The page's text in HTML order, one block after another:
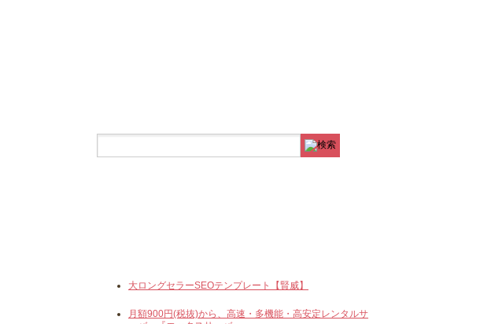
大ロングセラーSEOテンプレート【賢威】
月額900円(税抜)から、高速・多機能・高安定レンタルサ